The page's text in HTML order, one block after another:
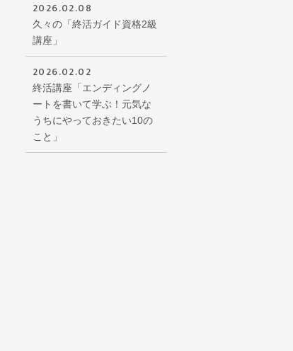
2026.02.08
久々の「終活ガイド資格2級
講座」
2026.02.02
終活講座「エンディングノ
ートを書いて学ぶ！元気な
うちにやっておきたい10の
こと」